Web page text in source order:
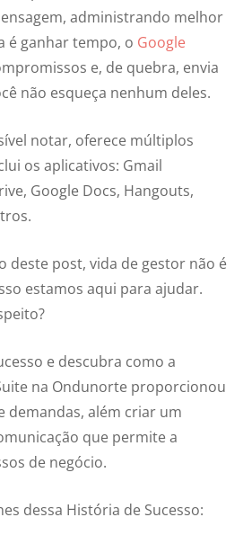
administrando melhor
é ganhar tempo, o Google
e, de quebra, envia
não esqueça nenhum deles.
notar, oferece múltiplos
os aplicativos: Gmail
Google Docs, Hangouts,
deste post, vida de gestor não é
estamos aqui para ajudar.
e descubra como a
na Ondunorte proporcionou
demandas, além criar um
que permite a
de negócio.
dessa História de Sucesso: